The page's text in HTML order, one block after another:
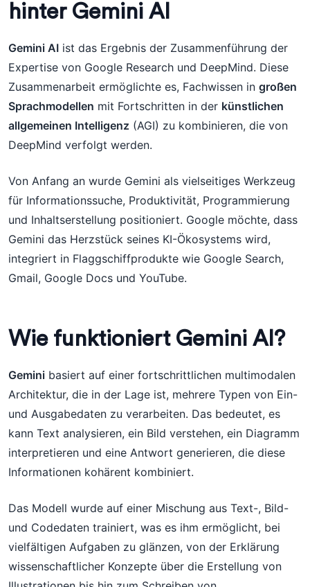
hinter Gemini AI
Gemini AI ist das Ergebnis der Zusammenführung der
Expertise von Google Research und DeepMind. Diese
Zusammenarbeit ermöglichte es, Fachwissen in großen
Sprachmodellen mit Fortschritten in der künstlichen
allgemeinen Intelligenz (AGI) zu kombinieren, die von
DeepMind verfolgt werden.
Von Anfang an wurde Gemini als vielseitiges Werkzeug
für Informationssuche, Produktivität, Programmierung
und Inhaltserstellung positioniert. Google möchte, dass
Gemini das Herzstück seines KI-Ökosystems wird,
integriert in Flaggschiffprodukte wie Google Search,
Gmail, Google Docs und YouTube.
Wie funktioniert Gemini AI?
Gemini basiert auf einer fortschrittlichen multimodalen
Architektur, die in der Lage ist, mehrere Typen von Ein-
und Ausgabedaten zu verarbeiten. Das bedeutet, es
kann Text analysieren, ein Bild verstehen, ein Diagramm
interpretieren und eine Antwort generieren, die diese
Informationen kohärent kombiniert.
Das Modell wurde auf einer Mischung aus Text-, Bild-
und Codedaten trainiert, was es ihm ermöglicht, bei
vielfältigen Aufgaben zu glänzen, von der Erklärung
wissenschaftlicher Konzepte über die Erstellung von